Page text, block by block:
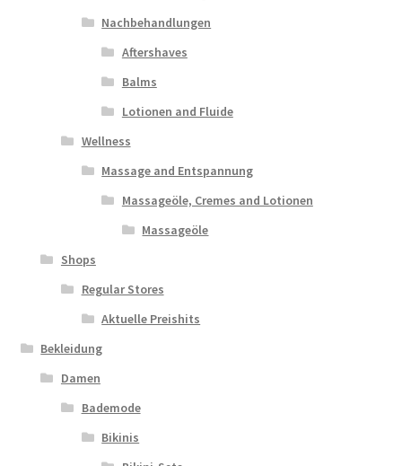
Nachbehandlungen
Aftershaves
Balms
Lotionen and Fluide
Wellness
Massage and Entspannung
Massageöle, Cremes and Lotionen
Massageöle
Shops
Regular Stores
Aktuelle Preishits
Bekleidung
Damen
Bademode
Bikinis